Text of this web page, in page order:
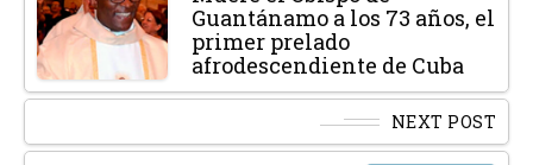
Guantánamo a los 73 años, el
primer prelado
afrodescendiente de Cuba
NEXT POST